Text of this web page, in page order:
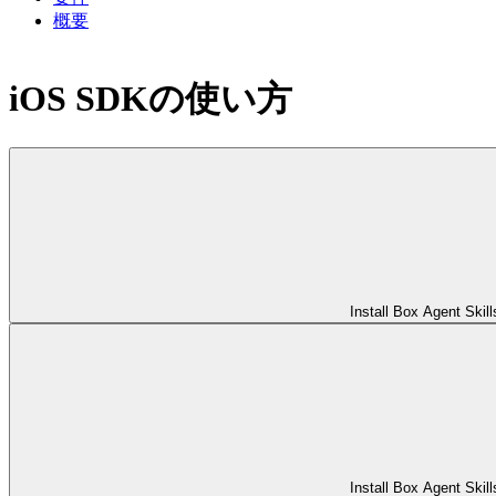
概要
iOS SDKの使い方
Install Box Agent
Install Box Agent